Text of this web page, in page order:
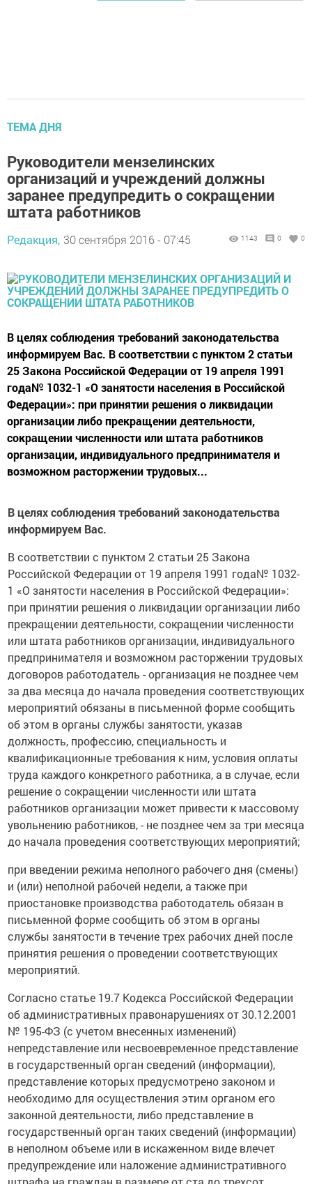
ТЕМА ДНЯ
Руководители мензелинских
организаций и учреждений должны
заранее предупредить о сокращении
штата работников
Редакция, 30 сентября 2016 - 07:45 1143 0 0
В целях соблюдения требований законодательства
информируем Вас. В соответствии с пунктом 2 статьи
25 Закона Российской Федерации от 19 апреля 1991
года№ 1032-1 «О занятости населения в Российской
Федерации»: при принятии решения о ликвидации
организации либо прекращении деятельности,
сокращении численности или штата работников
организации, индивидуального предпринимателя и
возможном расторжении трудовых...
В целях соблюдения требований законодательства
информируем Вас.
В соответствии с пунктом 2 статьи 25 Закона
Российской Федерации от 19 апреля 1991 года№ 1032-
1 «О занятости населения в Российской Федерации»:
при принятии решения о ликвидации организации либо
прекращении деятельности, сокращении численности
или штата работников организации, индивидуального
предпринимателя и возможном расторжении трудовых
договоров работодатель - организация не позднее чем
за два месяца до начала проведения соответствующих
мероприятий обязаны в письменной форме сообщить
об этом в органы службы занятости, указав
должность, профессию, специальность и
квалификационные требования к ним, условия оплаты
труда каждого конкретного работника, а в случае, если
решение о сокращении численности или штата
работников организации может привести к массовому
увольнению работников, - не позднее чем за три месяца
до начала проведения соответствующих мероприятий;
при введении режима неполного рабочего дня (смены)
и (или) неполной рабочей недели, а также при
приостановке производства работодатель обязан в
письменной форме сообщить об этом в органы
службы занятости в течение трех рабочих дней после
принятия решения о проведении соответствующих
мероприятий.
Согласно статье 19.7 Кодекса Российской Федерации
об административных правонарушениях от 30.12.2001
№ 195-ФЗ (с учетом внесенных изменений)
непредставление или несвоевременное представление
в государственный орган сведений (информации),
представление которых предусмотрено законом и
необходимо для осуществления этим органом его
законной деятельности, либо представление в
государственный орган таких сведений (информации)
в неполном объеме или в искаженном виде влечет
предупреждение или наложение административного